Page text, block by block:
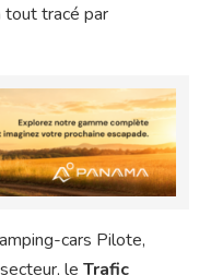
tout tracé par
cars Pilote,
le Trafic